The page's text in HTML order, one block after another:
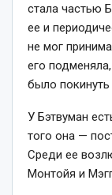
стала частью
ее и
не мог
его
было покинуть
У Бэтвуман
того она —
Среди ее
Монтойя и